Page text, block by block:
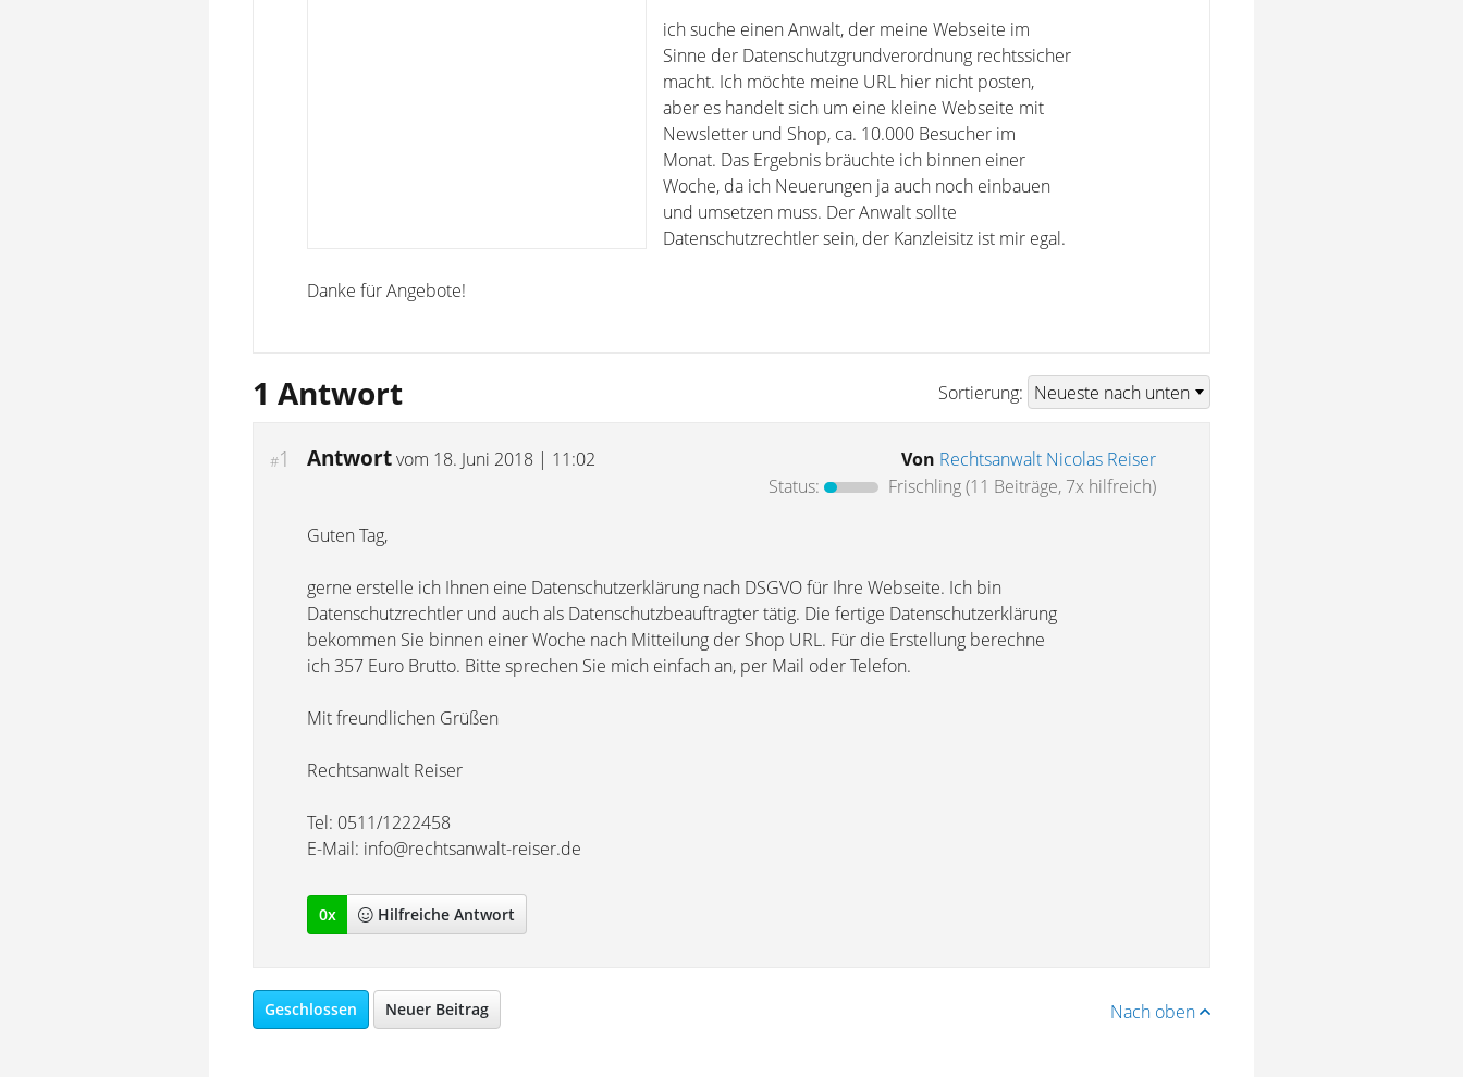
ich suche einen Anwalt, der meine Webseite im
Sinne der Datenschutzgrundverordnung rechtssicher
macht. Ich möchte meine URL hier nicht posten,
aber es handelt sich um eine kleine Webseite mit
Newsletter und Shop, ca. 10.000 Besucher im
Monat. Das Ergebnis bräuchte ich binnen einer
Woche, da ich Neuerungen ja auch noch einbauen
und umsetzen muss. Der Anwalt sollte
Datenschutzrechtler sein, der Kanzleisitz ist mir egal.
Danke für Angebote!
1 Antwort Sortierung:
#1 Antwortvom 18. Juni 2018 | 11:02 Von Rechtsanwalt Nicolas Reiser
Status:
Frischling(11 Beiträge, 7x hilfreich)
Guten Tag,
gerne erstelle ich Ihnen eine Datenschutzerklärung nach DSGVO für Ihre Webseite. Ich bin
Datenschutzrechtler und auch als Datenschutzbeauftragter tätig. Die fertige Datenschutzerklärung
bekommen Sie binnen einer Woche nach Mitteilung der Shop URL. Für die Erstellung berechne
ich 357 Euro Brutto. Bitte sprechen Sie mich einfach an, per Mail oder Telefon.
Mit freundlichen Grüßen
Rechtsanwalt Reiser
Tel: 0511/1222458
E-Mail: info@rechtsanwalt-reiser.de
0x Hilfreiche Antwort
Nach oben
Geschlossen Neuer Beitrag